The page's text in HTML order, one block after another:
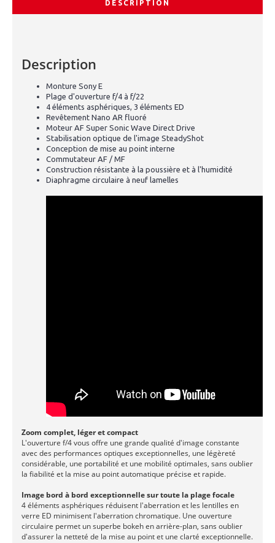
DESCRIPTION
Description
Monture Sony E
Plage d'ouverture f/4 à f/22
4 éléments asphériques, 3 éléments ED
Revêtement Nano AR fluoré
Moteur AF Super Sonic Wave Direct Drive
Stabilisation optique de l'image SteadyShot
Conception de mise au point interne
Commutateur AF / MF
Construction résistante à la poussière et à l'humidité
Diaphragme circulaire à neuf lamelles
Zoom complet, léger et compact
L'ouverture f/4 vous offre une grande qualité d'image constante
avec des performances optiques exceptionnelles, une légèreté
considérable, une portabilité et une mobilité optimales, sans oublier
la fiabilité et la mise au point automatique précise et rapide.
Image bord à bord exceptionnelle sur toute la plage focale
4 éléments asphériques réduisent l'aberration et les lentilles en
verre ED minimisent l'aberration chromatique. Une ouverture
circulaire permet un superbe bokeh en arrière-plan, sans oublier
d'assurer la netteté de la mise au point et une clarté exceptionnelle.